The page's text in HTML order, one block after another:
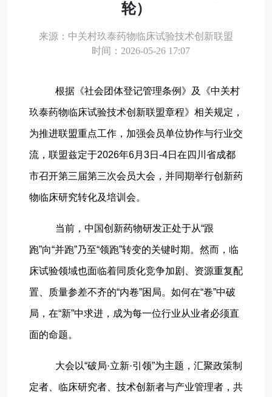
轮）
来源：中关村玖泰药物临床试验技术创新联盟
时间：2026-05-26 17:07
根据《社会团体登记管理条例》及《中关村
玖泰药物临床试验技术创新联盟章程》相关规定，
为推进联盟重点工作，加强会员单位协作与行业交
流，联盟兹定于2026年6月3日-4日在四川省成都
市召开第三届第三次会员大会，并同期举行创新药
物临床研究转化及培训会。
当前，中国创新药物研发正处于从“跟
跑”向“并跑”乃至“领跑”转变的关键时期。然而，临
床试验领域也面临着同质化竞争加剧、资源重复配
置、质量参差不齐的“内卷”困局。如何在“卷”中破
局，在“新”中求进，成为每一位行业从业者必须直
面的命题。
大会以“破局·立新·引领”为主题，汇聚政策制
定者、临床研究者、技术创新者与产业管理者，共